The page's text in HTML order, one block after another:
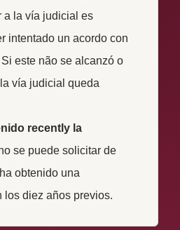
a la vía judicial es
intentado un acordo con
este não se alcanzó o
vía judicial queda
recently la
se puede solicitar de
obtenido una
los diez años previos.